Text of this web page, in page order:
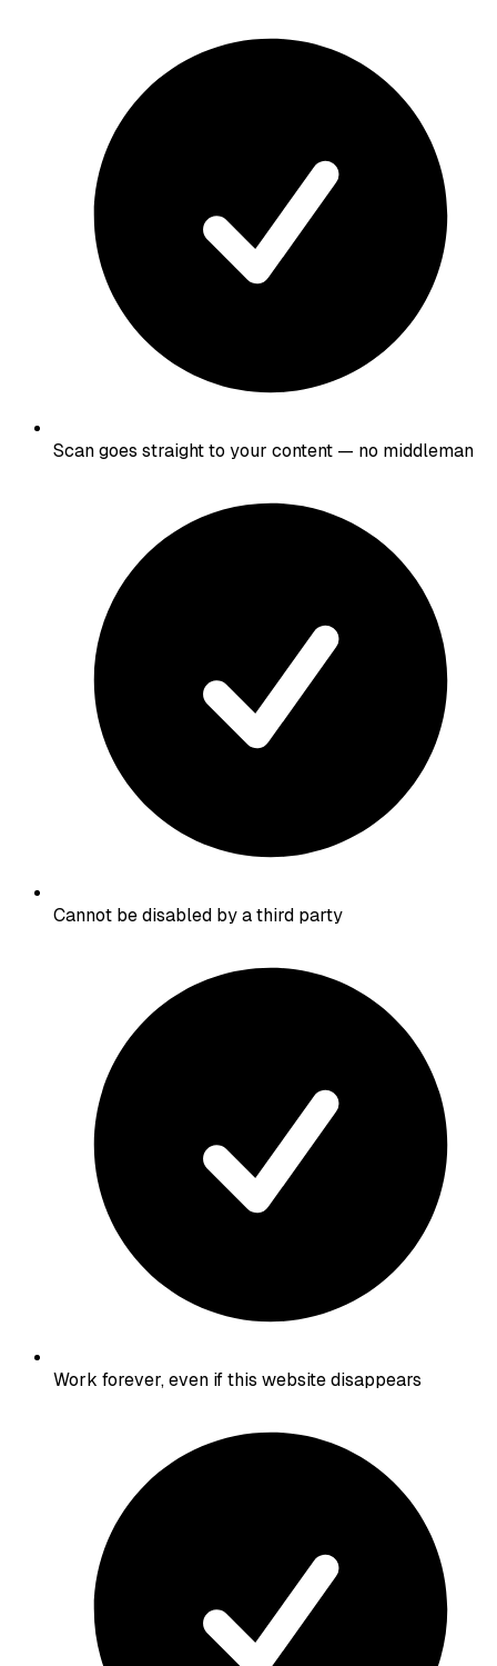
Scan goes straight to your content — no middleman
Cannot be disabled by a third party
Work forever, even if this website disappears